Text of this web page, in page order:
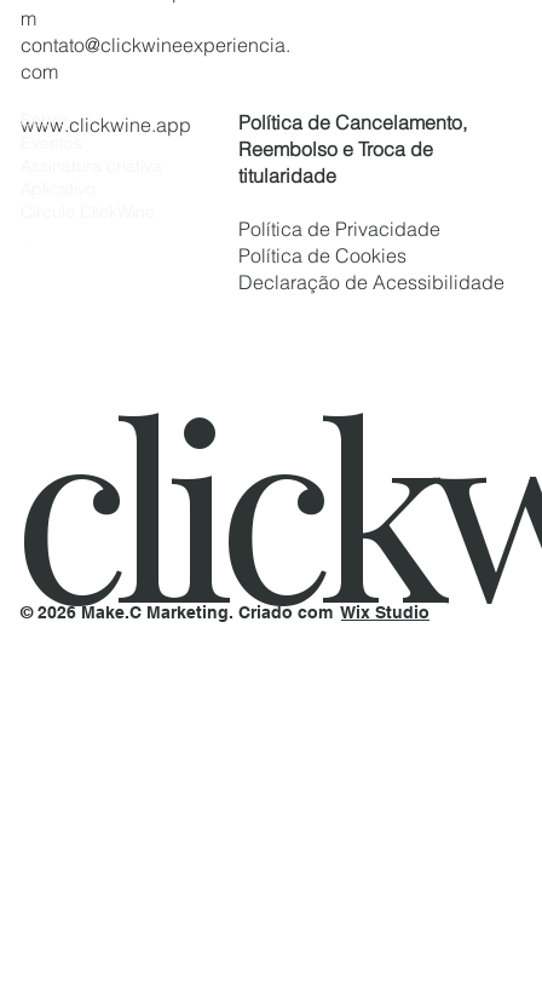
m
contato@clickwineexperiencia.
com
www.clickwine.app
Sobre
Política de Cancelamento,
Reembolso e Troca de
titularidade
Política de Privacidade
Política de Cookies
Declaração de Acessibilidade
© 2026 Make.C Marketing. Criado comWix Studio